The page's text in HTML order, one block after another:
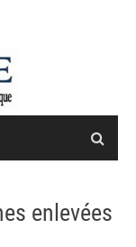
enlevées